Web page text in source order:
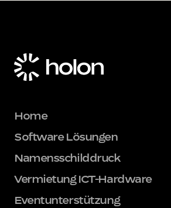
Home
Software Lösungen
Namensschilddruck
Vermietung ICT-Hardware
Eventunterstützung